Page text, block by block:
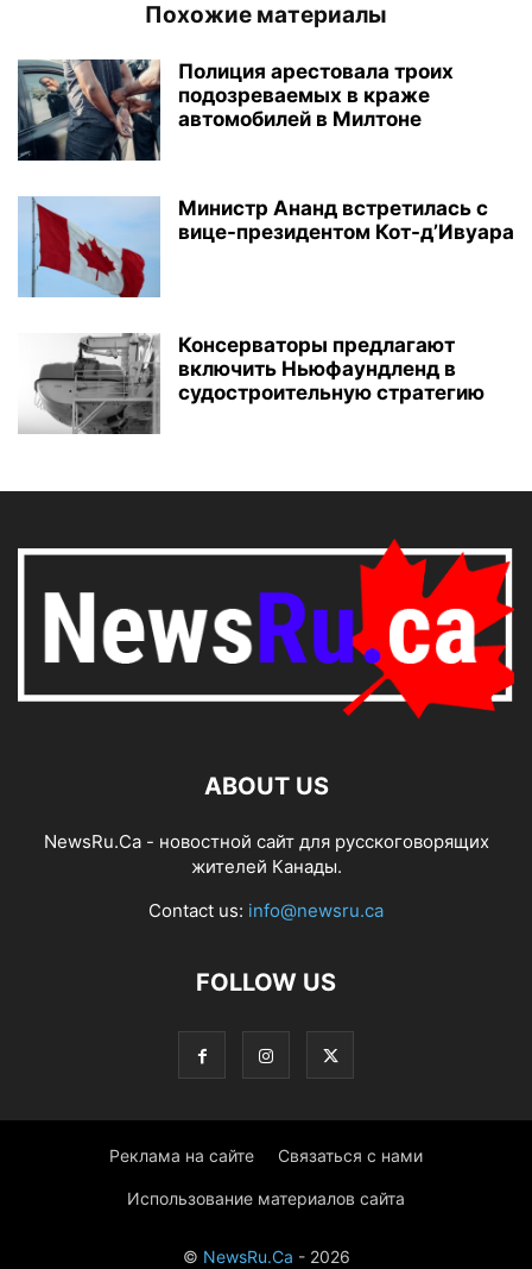
Похожие материалы
Полиция арестовала троих
подозреваемых в краже
автомобилей в Милтоне
Министр Ананд встретилась с
вице-президентом Кот-д’Ивуара
Консерваторы предлагают
включить Ньюфаундленд в
судостроительную стратегию
ABOUT US
NewsRu.Ca - новостной сайт для русскоговорящих
жителей Канады.
Contact us: info@newsru.ca
FOLLOW US
Реклама на сайте Связаться с нами
Использование материалов сайта
© NewsRu.Ca - 2026